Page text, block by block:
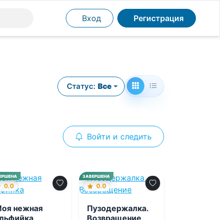
Вход Регистрация
Статус: Все
Войти и следить
0.0
нежная
ЗАВЕРШЕНА
0.0
Пузодержалка.